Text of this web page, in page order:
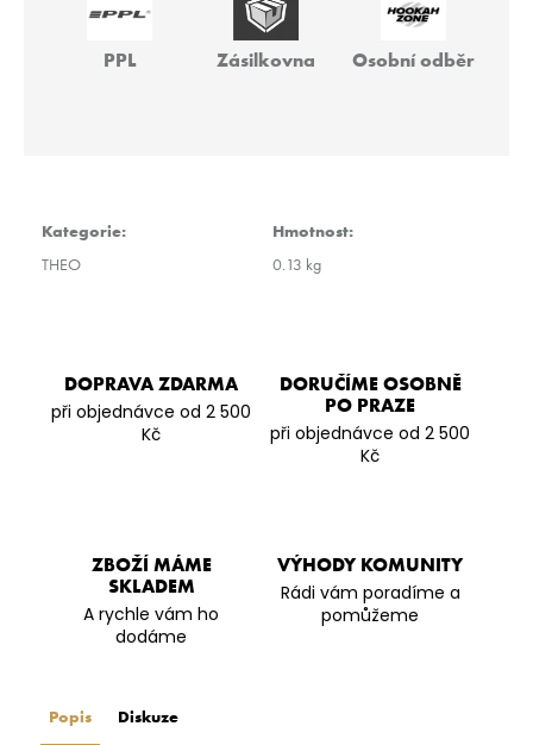
PPL Zásilkovna Osobní odběr
Kategorie:
THEO
Hmotnost:
0.13 kg
DOPRAVA ZDARMA
při objednávce od 2 500
Kč
DORUČÍME OSOBNĚ
PO PRAZE
při objednávce od 2 500
Kč
ZBOŽÍ MÁME
SKLADEM
A rychle vám ho
dodáme
VÝHODY KOMUNITY
Rádi vám poradíme a
pomůžeme
Popis Diskuze